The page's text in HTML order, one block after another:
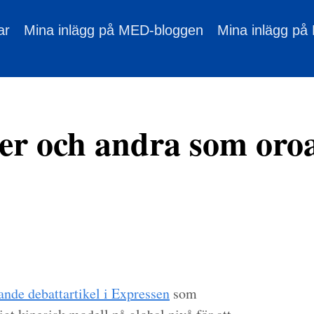
Mina inlägg på MED-bloggen Mina inlägg på
och andra som
debattartikel i Expressen som